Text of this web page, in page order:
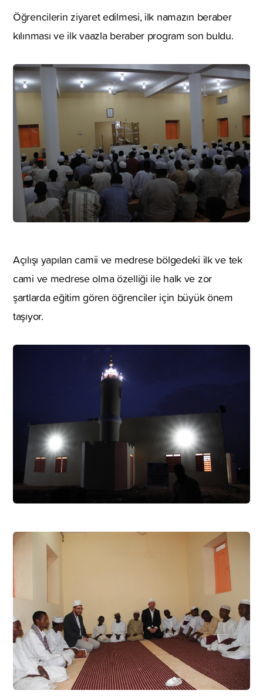
Öğrencilerin ziyaret edilmesi, ilk namazın beraber
kılınması ve ilk vaazla beraber program son buldu.
Açılışı yapılan camii ve medrese bölgedeki ilk ve tek
cami ve medrese olma özelliği ile halk ve zor
şartlarda eğitim gören öğrenciler için büyük önem
taşıyor.